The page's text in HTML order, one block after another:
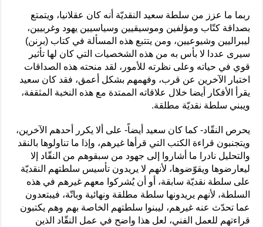
ربما ما عزز من سلطة سعيد النقديّة أنه كان عقلانيا، ويتمتع
بصداقة كتّاب ومؤلفين وموسيقيين وسياسيين يهود وغربيين،
ليبراليين وشيوعيين، ومن يتتبع هذه المسألة في كتاب (برنن)
سيرى عددا لا بأس به من هذه الشخصيات التي كان لها تأثير
قوي في حياته وعلى نظرته للأمور، لقد منحته هذه الصداقات
اختبار الآخرين عن قرب، وفهمهم بشكل أعمق، فقد كان سعيد
يقرأ الأفكار أيضا خلال علاقاته الممتدة مع هذه النخبة المثقفة،
ويبني سلطة نقديّة مطلقة.
يحرص النقّاد- كما كان سعيد أيضاً- على ألا يكرر أحدهم الآخرين،
ويتجنبون قراءة الكتب التي قرأها غيرهم، وإذا ما تناولوها بالنقد
والتحليل نادرا ما أشاروا إلى جهود من سبقوهم من النقّاد إلا
ليعارضوها ويقوّضوها، لأنهم لا يريدون تأسيس سلطتهم النقديّة
على سلطة نقديّة سابقة، أو أن يُشركوا معهم غيرهم في هذه
السلطة، لأنهم يريدونها سلطة مطلقة ونهائية وباتّة، فيبتعدون
عما تحدّث عنه غيرهم، ليبنوا سلطتهم الخاصة بهم وهم يكتبون
قراءتهم للعمل الفني، لعل هذا واضح في عمل النقّاد الذين